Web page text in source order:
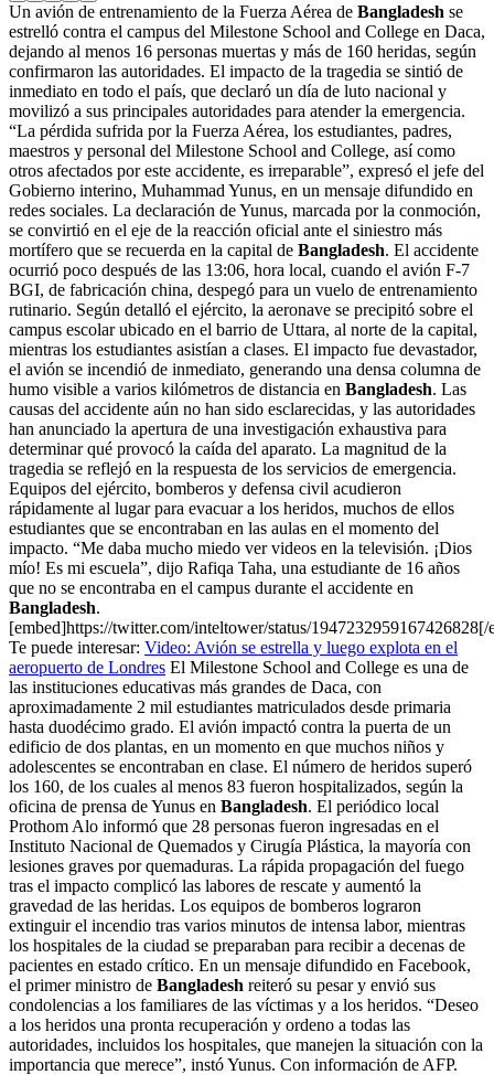
Un avión de entrenamiento de la Fuerza Aérea de Bangladesh se
estrelló contra el campus del Milestone School and College en Daca,
dejando al menos 16 personas muertas y más de 160 heridas, según
confirmaron las autoridades. El impacto de la tragedia se sintió de
inmediato en todo el país, que declaró un día de luto nacional y
movilizó a sus principales autoridades para atender la emergencia.
“La pérdida sufrida por la Fuerza Aérea, los estudiantes, padres,
maestros y personal del Milestone School and College, así como
otros afectados por este accidente, es irreparable”, expresó el jefe del
Gobierno interino, Muhammad Yunus, en un mensaje difundido en
redes sociales. La declaración de Yunus, marcada por la conmoción,
se convirtió en el eje de la reacción oficial ante el siniestro más
mortífero que se recuerda en la capital de Bangladesh. El accidente
ocurrió poco después de las 13:06, hora local, cuando el avión F-7
BGI, de fabricación china, despegó para un vuelo de entrenamiento
rutinario. Según detalló el ejército, la aeronave se precipitó sobre el
campus escolar ubicado en el barrio de Uttara, al norte de la capital,
mientras los estudiantes asistían a clases. El impacto fue devastador,
el avión se incendió de inmediato, generando una densa columna de
humo visible a varios kilómetros de distancia en Bangladesh. Las
causas del accidente aún no han sido esclarecidas, y las autoridades
han anunciado la apertura de una investigación exhaustiva para
determinar qué provocó la caída del aparato. La magnitud de la
tragedia se reflejó en la respuesta de los servicios de emergencia.
Equipos del ejército, bomberos y defensa civil acudieron
rápidamente al lugar para evacuar a los heridos, muchos de ellos
estudiantes que se encontraban en las aulas en el momento del
impacto. “Me daba mucho miedo ver videos en la televisión. ¡Dios
mío! Es mi escuela”, dijo Rafiqa Taha, una estudiante de 16 años
que no se encontraba en el campus durante el accidente en
Bangladesh.
[embed]https://twitter.com/inteltower/status/1947232959167426828[/
Te puede interesar: Video: Avión se estrella y luego explota en el
aeropuerto de Londres El Milestone School and College es una de
las instituciones educativas más grandes de Daca, con
aproximadamente 2 mil estudiantes matriculados desde primaria
hasta duodécimo grado. El avión impactó contra la puerta de un
edificio de dos plantas, en un momento en que muchos niños y
adolescentes se encontraban en clase. El número de heridos superó
los 160, de los cuales al menos 83 fueron hospitalizados, según la
oficina de prensa de Yunus en Bangladesh. El periódico local
Prothom Alo informó que 28 personas fueron ingresadas en el
Instituto Nacional de Quemados y Cirugía Plástica, la mayoría con
lesiones graves por quemaduras. La rápida propagación del fuego
tras el impacto complicó las labores de rescate y aumentó la
gravedad de las heridas. Los equipos de bomberos lograron
extinguir el incendio tras varios minutos de intensa labor, mientras
los hospitales de la ciudad se preparaban para recibir a decenas de
pacientes en estado crítico. En un mensaje difundido en Facebook,
el primer ministro de Bangladesh reiteró su pesar y envió sus
condolencias a los familiares de las víctimas y a los heridos. “Deseo
a los heridos una pronta recuperación y ordeno a todas las
autoridades, incluidos los hospitales, que manejen la situación con la
importancia que merece”, instó Yunus. Con información de AFP.